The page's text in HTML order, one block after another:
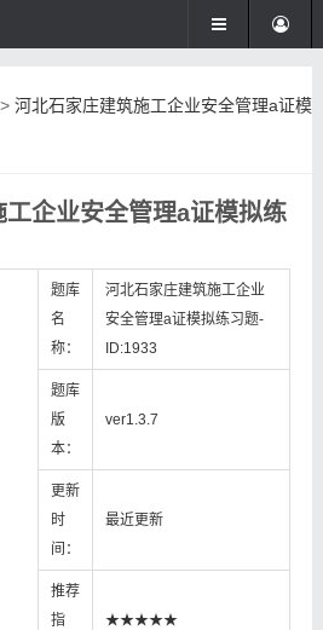
河北石家庄建筑施工企业安全管理a证模
企业安全管理a证模拟练
题库
名
称：
河北石家庄建筑施工企业
安全管理a证模拟练习题-
ID:1933
题库
版
本：
ver1.3.7
更新
时
间：
最近更新
推荐
指
★★★★★